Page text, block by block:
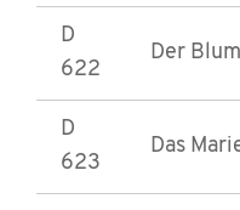
D
622
Der
D
623
Das